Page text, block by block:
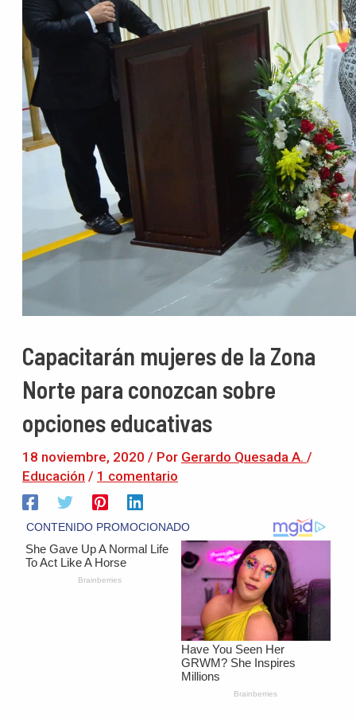
Capacitarán mujeres de la Zona
Norte para conozcan sobre
opciones educativas
18 noviembre, 2020 / Por Gerardo Quesada A. /
Educación / 1 comentario